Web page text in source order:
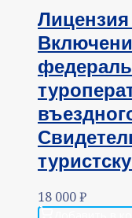
Лицензия
18 000₽